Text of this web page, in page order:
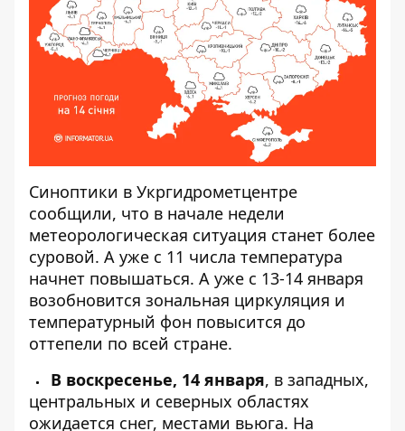
Синоптики в Укргидрометцентре
сообщили, что в начале недели
метеорологическая ситуация станет более
суровой. А уже с 11 числа температура
начнет повышаться. А уже с 13-14 января
возобновится зональная циркуляция и
температурный фон повысится до
оттепели по всей стране.
В воскресенье, 14 января, в западных,
центральных и северных областях
ожидается снег, местами вьюга. На